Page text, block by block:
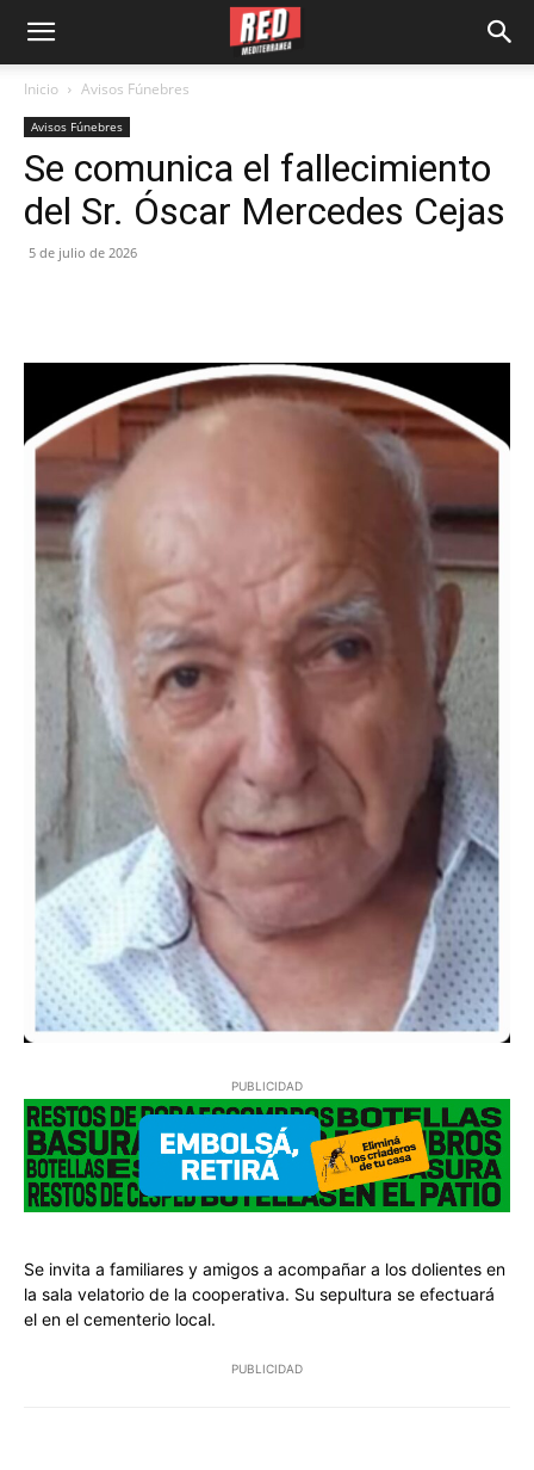
Inicio Avisos Fúnebres
Avisos Fúnebres
Se comunica el fallecimiento
del Sr. Óscar Mercedes Cejas
5 de julio de 2026
PUBLICIDAD
Se invita a familiares y amigos a acompañar a los dolientes en
la sala velatorio de la cooperativa. Su sepultura se efectuará
el en el cementerio local.
PUBLICIDAD